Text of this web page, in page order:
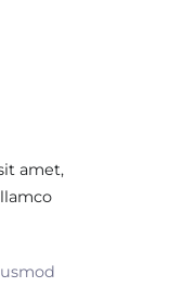
amet,